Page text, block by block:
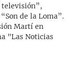
televisión”,
de la Loma”.
Martí en
"Las Noticias